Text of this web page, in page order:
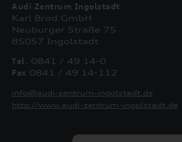
Audi Zentrum Ingolstadt
Karl Brod GmbH
Neuburger Straße 75
85057 Ingolstadt
Tel. 0841 / 49 14-0
Fax 0841 / 49 14-112
info@audi-zentrum-ingolstadt.de
http://www.audi-zentrum-ingolstadt.de